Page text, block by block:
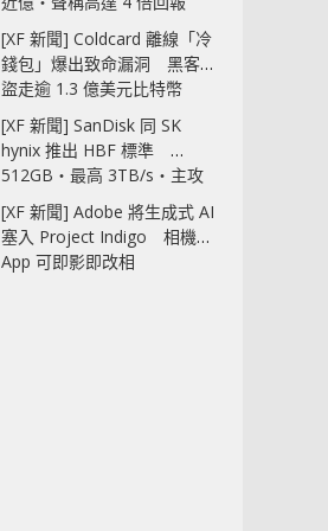
[XF 新聞] Coldcard 離線「冷
錢包」爆出致命漏洞 黑客已
盜走逾 1.3 億美元比特幣
[XF 新聞] SanDisk 同 SK
hynix 推出 HBF 標準
512GB‧最高 3TB/s‧主攻
AI 記憶體
[XF 新聞] Adobe 將生成式 AI
塞入 Project Indigo 相機
App 可即影即改相